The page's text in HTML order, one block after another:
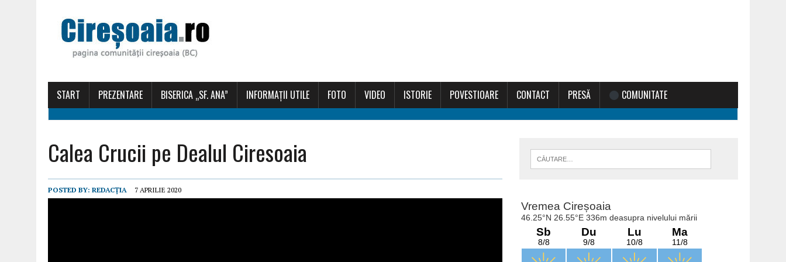
START PREZENTARE BISERICA „SF. ANA” INFORMAȚII UTILE FOTO VIDEO ISTORIE POVESTIOARE CONTACT PRESĂ COMUNITATE
Calea Crucii pe Dealul Ciresoaia
POSTED BY: REDACȚIA 7 APRILIE 2020